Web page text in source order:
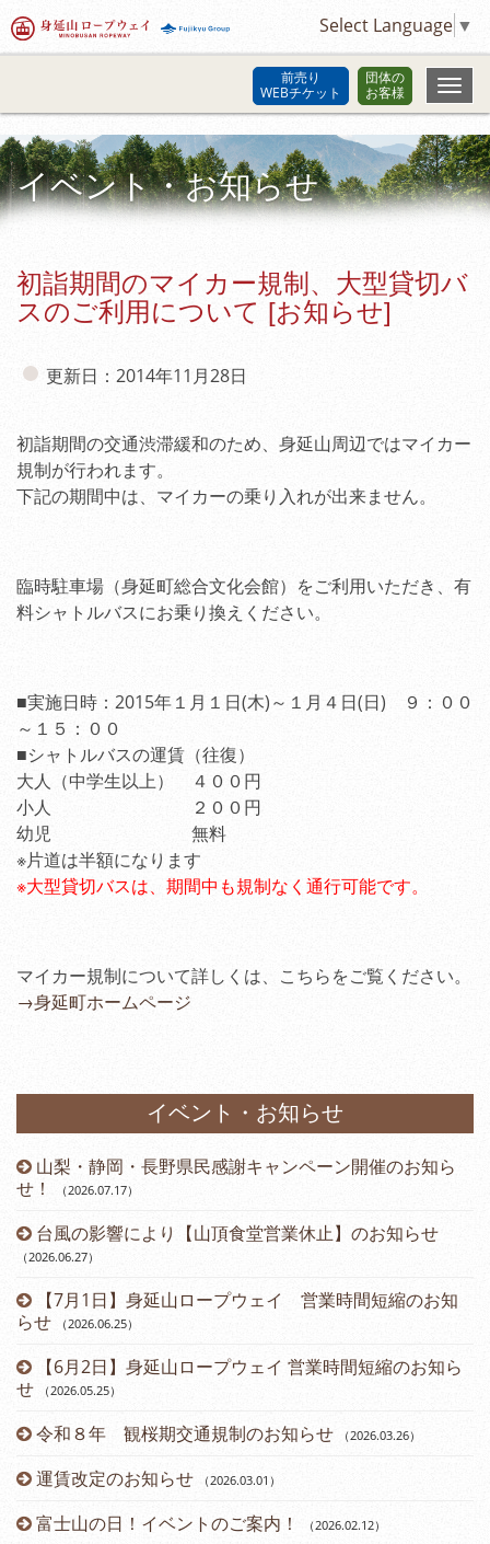
Select Language ▼
前売り
WEBチケット
団体の
お客様
イベント・お知らせ
初詣期間のマイカー規制、大型貸切バ
スのご利用について [お知らせ]
更新日：2014年11月28日
初詣期間の交通渋滞緩和のため、身延山周辺ではマイカー
規制が行われます。
下記の期間中は、マイカーの乗り入れが出来ません。
臨時駐車場（身延町総合文化会館）をご利用いただき、有
料シャトルバスにお乗り換えください。
■実施日時：2015年１月１日(木)～１月４日(日) ９：００
～１５：００
■シャトルバスの運賃（往復）
大人（中学生以上） ４００円
小人 ２００円
幼児 無料
※片道は半額になります
※大型貸切バスは、期間中も規制なく通行可能です。
マイカー規制について詳しくは、こちらをご覧ください。
→身延町ホームページ
イベント・お知らせ
山梨・静岡・長野県民感謝キャンペーン開催のお知ら
せ！
（2026.07.17）
台風の影響により【山頂食堂営業休止】のお知らせ
（2026.06.27）
【7月1日】身延山ロープウェイ 営業時間短縮のお知
らせ
（2026.06.25）
【6月2日】身延山ロープウェイ 営業時間短縮のお知ら
せ
（2026.05.25）
令和８年 観桜期交通規制のお知らせ （2026.03.26）
運賃改定のお知らせ （2026.03.01 ）
富士山の日！イベントのご案内！ （2026.02.12）